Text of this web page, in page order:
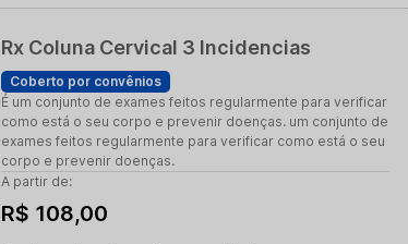
Rx Coluna Cervical 3 Incidencias
Coberto por convênios
É um conjunto de exames feitos regularmente para verificar
como está o seu corpo e prevenir doenças. um conjunto de
exames feitos regularmente para verificar como está o seu
corpo e prevenir doenças.
A partir de:
R$ 108,00